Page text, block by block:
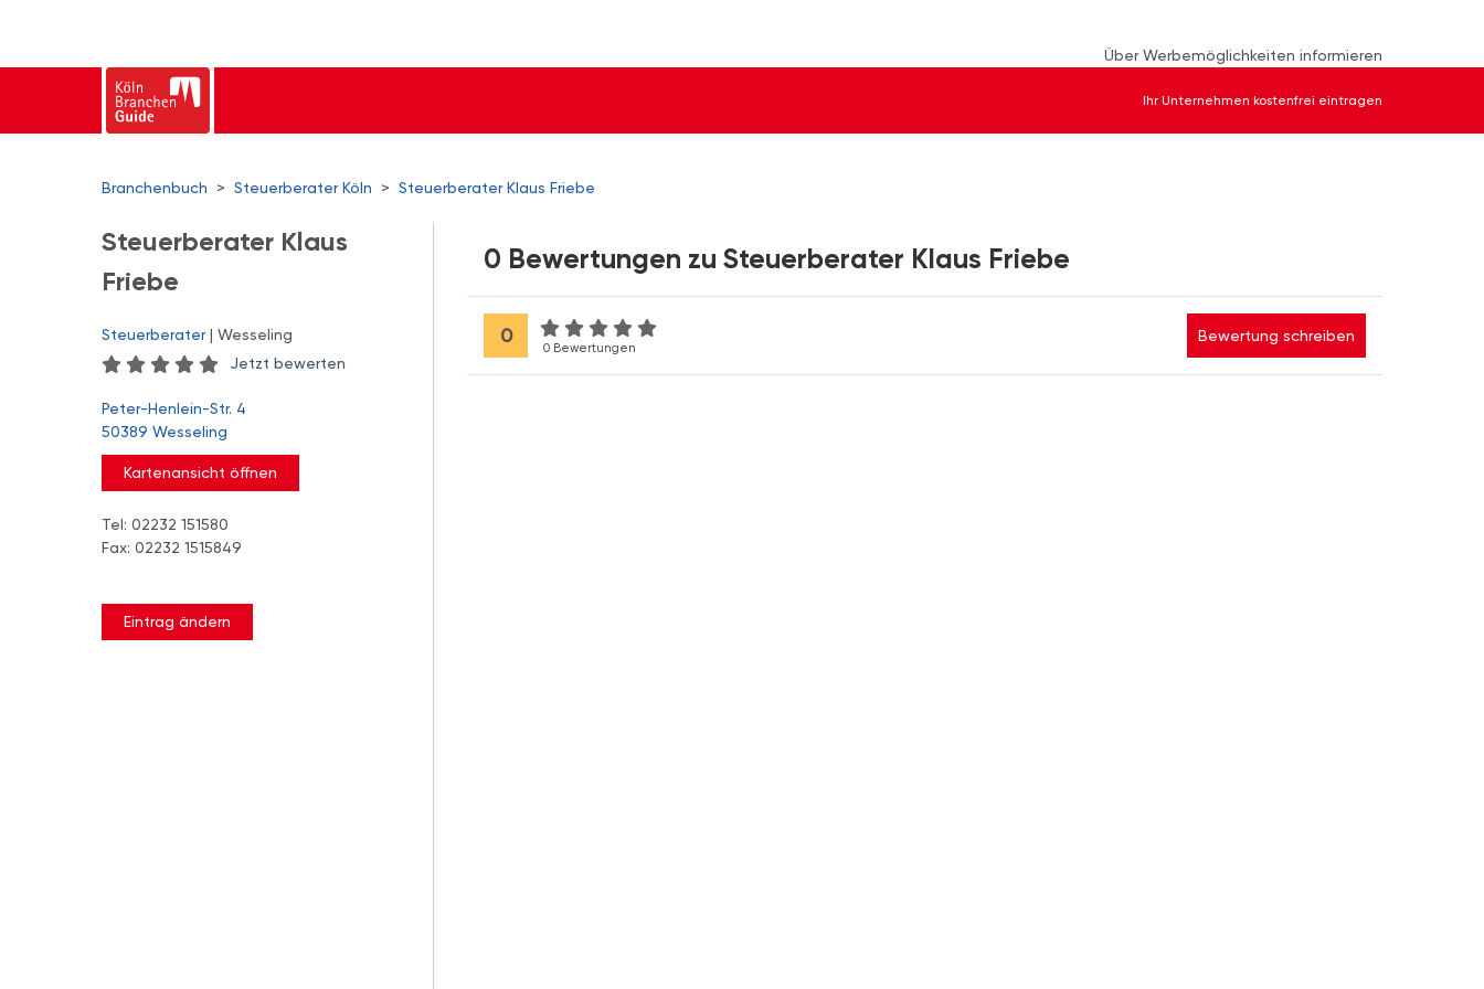
Über Werbemöglichkeiten informieren
Ihr Unternehmen kostenfrei eintragen
Branchenbuch > Steuerberater Köln > Steuerberater Klaus Friebe
Steuerberater Klaus
Friebe
Steuerberater| Wesseling
Jetzt bewerten
Peter-Henlein-Str. 4
50389 Wesseling
Kartenansicht öffnen
Tel: 02232 151580
Fax: 02232 1515849
Eintrag ändern
0 Bewertungen zu Steuerberater Klaus Friebe
0
0 Bewertungen
Bewertung schreiben